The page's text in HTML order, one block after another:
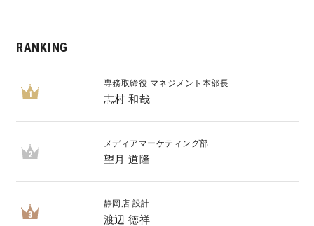
RANKING
1
専務取締役 マネジメント本部長
志村 和哉
2
メディアマーケティング部
望月 道隆
3
静岡店 設計
渡辺 徳祥